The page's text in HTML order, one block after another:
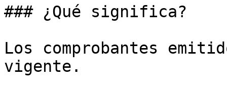
### ¿Qué significa?
Los comprobantes
vigente.